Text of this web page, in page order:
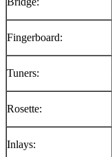
Fingerboard:
Tuners:
Rosette:
Inlays: